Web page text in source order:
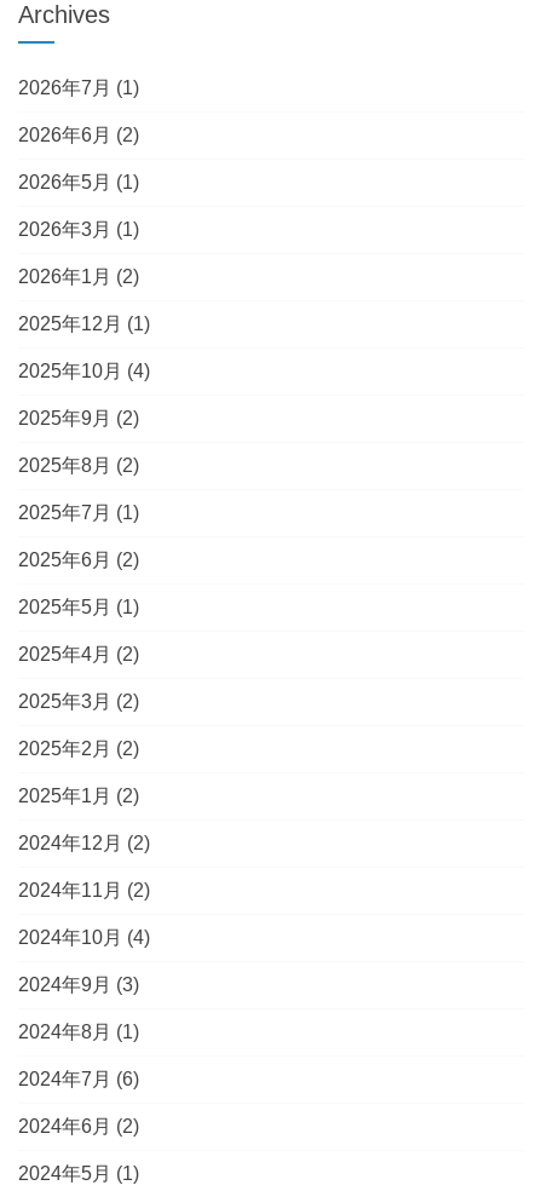
Archives
2026年7月 (1)
2026年6月 (2)
2026年5月 (1)
2026年3月 (1)
2026年1月 (2)
2025年12月 (1)
2025年10月 (4)
2025年9月 (2)
2025年8月 (2)
2025年7月 (1)
2025年6月 (2)
2025年5月 (1)
2025年4月 (2)
2025年3月 (2)
2025年2月 (2)
2025年1月 (2)
2024年12月 (2)
2024年11月 (2)
2024年10月 (4)
2024年9月 (3)
2024年8月 (1)
2024年7月 (6)
2024年6月 (2)
2024年5月 (1)